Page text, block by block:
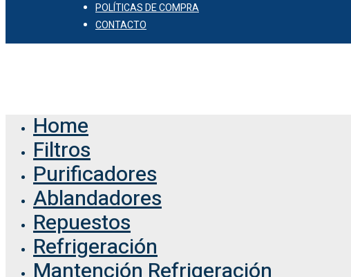
POLÍTICAS DE COMPRA
CONTACTO
Home
Filtros
Purificadores
Ablandadores
Repuestos
Refrigeración